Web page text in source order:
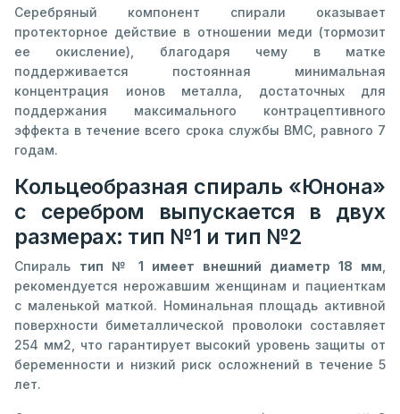
Серебряный компонент спирали оказывает
протекторное действие в отношении меди (тормозит
ее окисление), благодаря чему в матке
поддерживается постоянная минимальная
концентрация ионов металла, достаточных для
поддержания максимального контрацептивного
эффекта в течение всего срока службы ВМС, равного 7
годам.
Кольцеобразная спираль «Юнона»
с серебром выпускается в двух
размерах: тип №1 и тип №2
Спираль тип № 1 имеет внешний диаметр 18 мм
рекомендуется нерожавшим женщинам и пациенткам
с маленькой маткой. Номинальная площадь активной
поверхности биметаллической проволоки составляет
254 мм2, что гарантирует высокий уровень защиты от
беременности и низкий риск осложнений в течение 5
лет.